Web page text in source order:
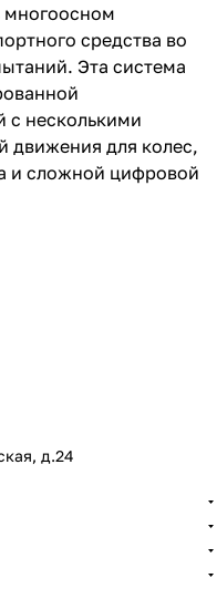
многоосном
средства во
Эта система
с несколькими
движения для колес,
и сложной цифровой
д.24